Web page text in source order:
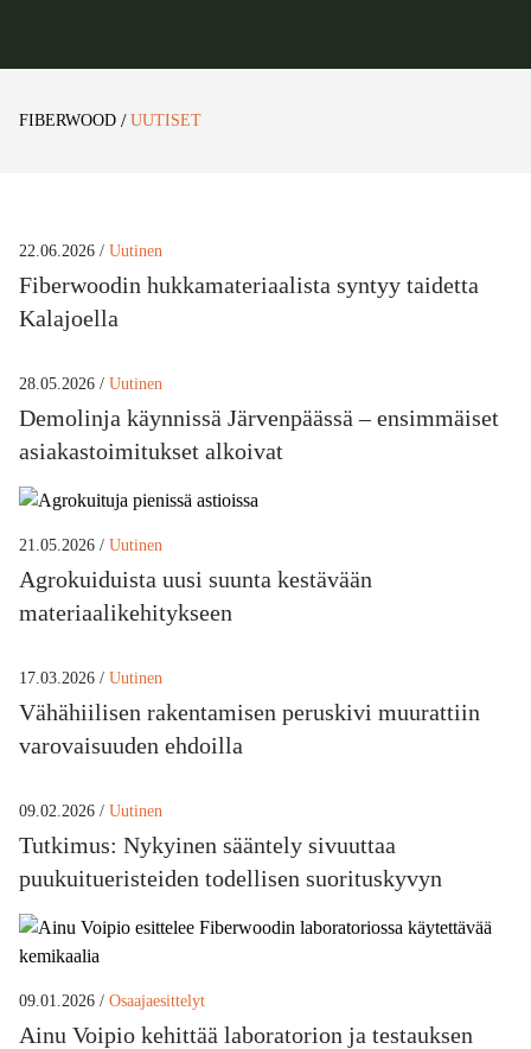
FIBERWOOD / UUTISET
22.06.2026 / Uutinen
Fiberwoodin hukkamateriaalista syntyy taidetta
Kalajoella
28.05.2026 / Uutinen
Demolinja käynnissä Järvenpäässä – ensimmäiset
asiakastoimitukset alkoivat
21.05.2026 / Uutinen
Agrokuiduista uusi suunta kestävään
materiaalikehitykseen
17.03.2026 / Uutinen
Vähähiilisen rakentamisen peruskivi muurattiin
varovaisuuden ehdoilla
09.02.2026 / Uutinen
Tutkimus: Nykyinen sääntely sivuuttaa
puukuitueristeiden todellisen suorituskyvyn
09.01.2026 / Osaajaesittelyt
Ainu Voipio kehittää laboratorion ja testauksen